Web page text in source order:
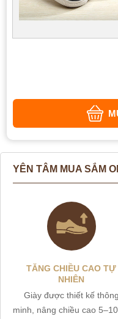
YÊN TÂM MUA SẮM
TĂNG CHIỀU CAO TỰ
NHIÊN
Giày được thiết kế thông
minh, nâng chiều cao